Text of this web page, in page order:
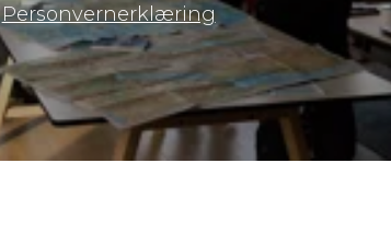
Personvernerklæring